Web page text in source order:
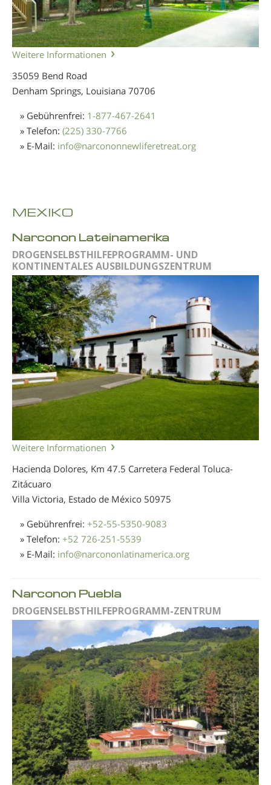
Weitere Informationen
35059 Bend Road
Denham Springs, Louisiana 70706
» Gebührenfrei: 1-877-467-2641
» Telefon: (225) 330-7766
» E-Mail: info@narcononnewliferetreat.org
MEXIKO
Narconon Lateinamerika
DROGENSELBSTHILFEPROGRAMM- UND
KONTINENTALES AUSBILDUNGSZENTRUM
Weitere Informationen
Hacienda Dolores, Km 47.5 Carretera Federal Toluca-
Zitácuaro
Villa Victoria, Estado de México 50975
» Gebührenfrei: +52-55-5350-9083
» Telefon: +52 726-251-5539
» E-Mail: info@narcononlatinamerica.org
Narconon Puebla
DROGENSELBSTHILFEPROGRAMM-ZENTRUM